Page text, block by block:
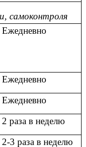
самоконтроля
Ежедневно
Ежедневно
Ежедневно
2 раза в неделю
2-3 раза в неделю